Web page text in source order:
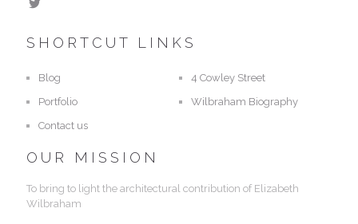
SHORTCUT LINKS
Blog
Portfolio
Contact us
4 Cowley Street
Wilbraham Biography
OUR MISSION
To bring to light the architectural contribution of Elizabeth
Wilbraham